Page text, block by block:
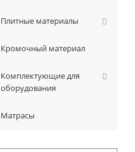
Плитные материалы
Кромочный материал
Комплектующие для
оборудования
Матрасы